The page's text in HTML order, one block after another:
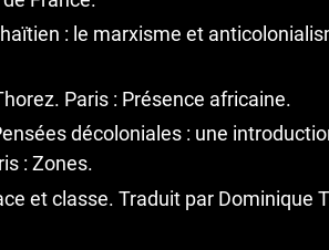
: le marxisme et
Paris : Présence africaine.
décoloniales : une
: Zones.
et classe. Traduit par Dominique